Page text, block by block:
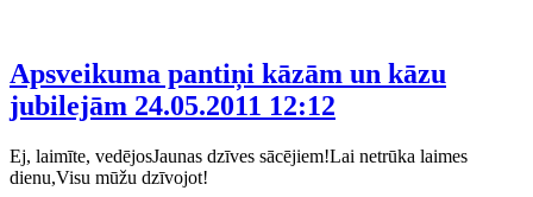
Apsveikuma pantiņi kāzām un kāzu
jubilejām 24.05.2011 12:12
Ej, laimīte, vedējosJaunas dzīves sācējiem!Lai netrūka laimes
dienu,Visu mūžu dzīvojot!